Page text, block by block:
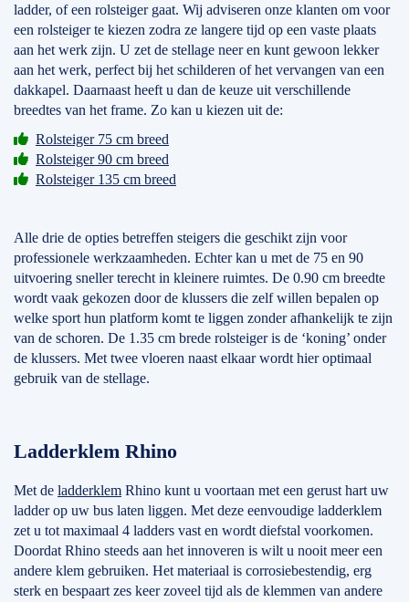
ladder, of een rolsteiger gaat. Wij adviseren onze klanten om voor
een rolsteiger te kiezen zodra ze langere tijd op een vaste plaats
aan het werk zijn. U zet de stellage neer en kunt gewoon lekker
aan het werk, perfect bij het schilderen of het vervangen van een
dakkapel. Daarnaast heeft u dan de keuze uit verschillende
breedtes van het frame. Zo kan u kiezen uit de:
Rolsteiger 75 cm breed
Rolsteiger 90 cm breed
Rolsteiger 135 cm breed
Alle drie de opties betreffen steigers die geschikt zijn voor
professionele werkzaamheden. Echter kan u met de 75 en 90
uitvoering sneller terecht in kleinere ruimtes. De 0.90 cm breedte
wordt vaak gekozen door de klussers die zelf willen bepalen op
welke sport hun platform komt te liggen zonder afhankelijk te zijn
van de schoren. De 1.35 cm brede rolsteiger is de ‘koning’ onder
de klussers. Met twee vloeren naast elkaar wordt hier optimaal
gebruik van de stellage.
Ladderklem Rhino
Met de ladderklem Rhino kunt u voortaan met een gerust hart uw
ladder op uw bus laten liggen. Met deze eenvoudige ladderklem
zet u tot maximaal 4 ladders vast en wordt diefstal voorkomen.
Doordat Rhino steeds aan het innoveren is wilt u nooit meer een
andere klem gebruiken. Het materiaal is corrosiebestendig, erg
sterk en bespaart zes keer zoveel tijd als de klemmen van andere